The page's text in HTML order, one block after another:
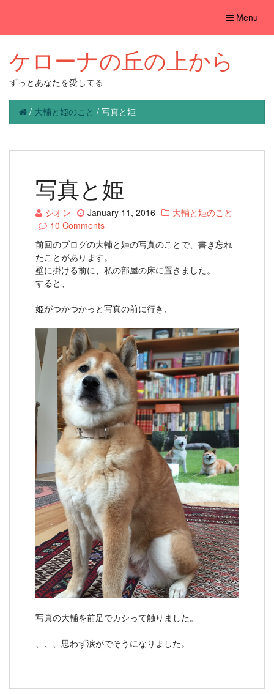
Toggle
Menu
ケローナの丘の上から
ずっとあなたを愛してる
/ 大輔と姫のこと / 写真と姫
写真と姫
シオン January 11, 2016
大輔と姫のこと
10 Comments
前回のブログの大輔と姫の写真のことで、書き忘れ
たことがあります。
壁に掛ける前に、私の部屋の床に置きました。
すると、
姫がつかつかっと写真の前に行き、
写真の大輔を前足でカシって触りました。
、、、思わず涙がでそうになりました。